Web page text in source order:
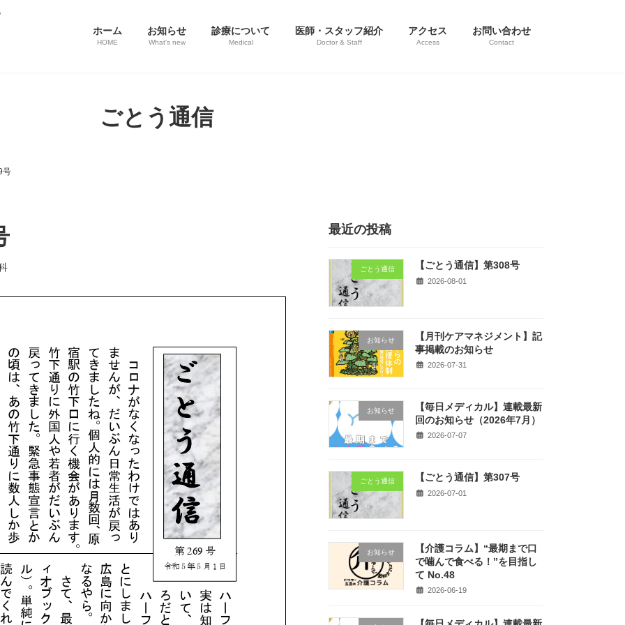
ホーム
HOME
お知らせ
What's new
診療について
Medical
医師・スタッフ紹介
Doctor & Staff
アクセス
Access
お問い合わせ
Contact
ごとう通信
号
最近の投稿
ごとう通信 【ごとう通信】第308号
2026-08-01
お知らせ
【月刊ケアマネジメント】記
事掲載のお知らせ
2026-07-31
お知らせ
【毎日メディカル】連載最新
回のお知らせ（2026年7月）
2026-07-07
ごとう通信 【ごとう通信】第307号
2026-07-01
お知らせ
【介護コラム】“最期まで口
で噛んで食べる！”を目指し
て No.48
2026-06-19